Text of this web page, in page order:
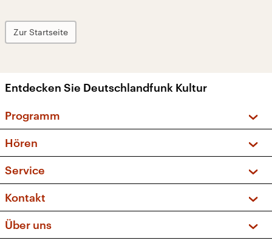
Zur Startseite
Entdecken Sie Deutschlandfunk Kultur
Programm
Sendungen und Podcasts
Musikliste
Kakadu – Das Kinderprogramm
Hören
Frequenzen (UKW + DAB+)
Service
FAQ
Apps
Newsletter
Kontakt
Social Media
Über uns